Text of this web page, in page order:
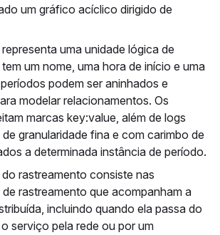
um gráfico acíclico dirigido de
representa uma unidade lógica de
um nome, uma hora de início e uma
podem ser aninhados e
modelar relacionamentos. Os
marcas key:value, além de logs
granularidade fina e com carimbo de
a determinada instância de período.
do rastreamento consiste nas
rastreamento que acompanham a
incluindo quando ela passa do
serviço pela rede ou por um